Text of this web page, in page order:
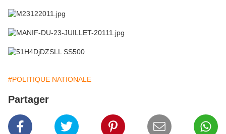
#POLITIQUE NATIONALE
Partager